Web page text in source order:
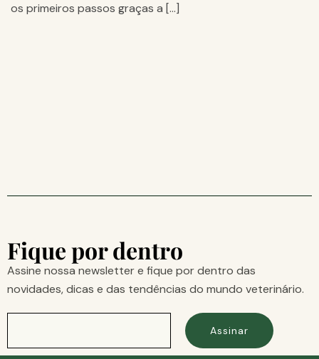
os primeiros passos graças a […]
Fique por dentro
Assine nossa newsletter e fique por dentro das
novidades, dicas e das tendências do mundo veterinário.
Assinar